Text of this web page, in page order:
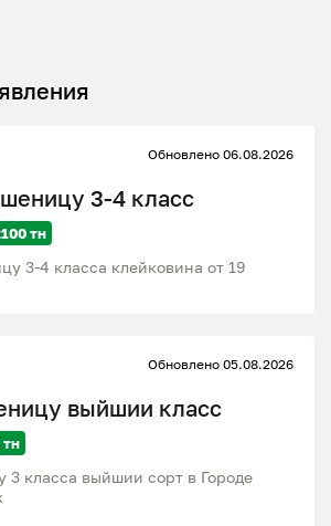
Обновлено 06.08.2026
3-4 класс
тн
Закупаем пшеницу 3-4 класса клейковина от 19
Обновлено 05.08.2026
выйшии класс
тн
класса выйшии сорт в Городе